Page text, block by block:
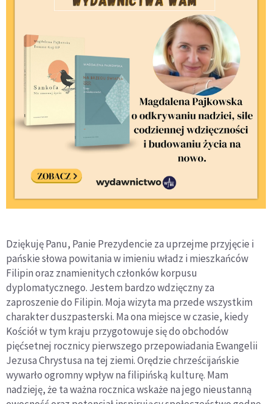
Dziękuję Panu, Panie Prezydencie za uprzejme przyjęcie i
pańskie słowa powitania w imieniu władz i mieszkańców
Filipin oraz znamienitych członków korpusu
dyplomatycznego. Jestem bardzo wdzięczny za
zaproszenie do Filipin. Moja wizyta ma przede wszystkim
charakter duszpasterski. Ma ona miejsce w czasie, kiedy
Kościół w tym kraju przygotowuje się do obchodów
pięćsetnej rocznicy pierwszego przepowiadania Ewangelii
Jezusa Chrystusa na tej ziemi. Orędzie chrześcijańskie
wywarło ogromny wpływ na filipińską kulturę. Mam
nadzieję, że ta ważna rocznica wskaże na jego nieustanną